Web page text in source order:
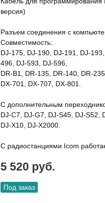
версия)
Разъем соединения с
Совместимость:
DJ-175, DJ-190, DJ-191, DJ-
496, DJ-593, DJ-596,
DR-B1, DR-135, DR-140, DR-
DX-701, DX-707, DX-801.
С дополнительным
DJ-C7, DJ-G7, DJ-S45, DJ-S52,
DJ-X10, DJ-X2000.
С радиостанциями Icom
5 520 руб.
Под заказ